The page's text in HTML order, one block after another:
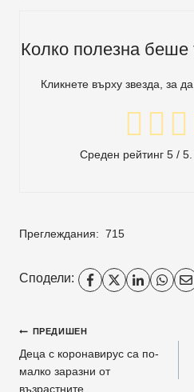
Колко полезна беше
Кликнете върху звезда, за
Среден рейтинг 5/ 5.
Преглеждания: 715
Сподели:
Навигация
ПРЕДИШЕН
Деца с коронавирус са по-
малко заразни от
възрастните